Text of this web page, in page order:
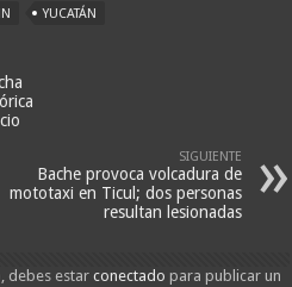
YUCATÁN
SIGUIENTE
Bache provoca volcadura de
mototaxi en Ticul; dos personas
resultan lesionadas
debes estarconectado para publicar un